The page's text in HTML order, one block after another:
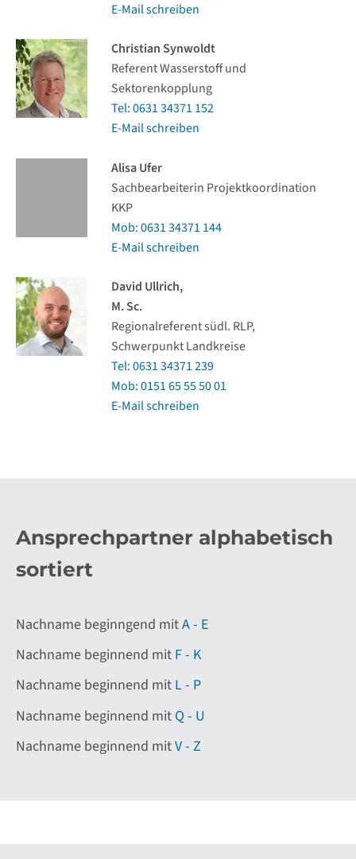
E-Mail schreiben
Christian Synwoldt
Referent Wasserstoff und
Sektorenkopplung
Tel: 0631 34371 152
E-Mail schreiben
Alisa Ufer
Sachbearbeiterin Projektkoordination
KKP
Mob: 0631 34371 144
E-Mail schreiben
David Ullrich,
M. Sc.
Regionalreferent südl. RLP,
Schwerpunkt Landkreise
Tel: 0631 34371 239
Mob: 0151 65 55 50 01
E-Mail schreiben
Ansprechpartner alphabetisch
sortiert
Nachname beginngend mitA - E
Nachname beginnend mit F - K
Nachname beginnend mit L - P
Nachname beginnend mit Q - U
Nachname beginnend mitV - Z